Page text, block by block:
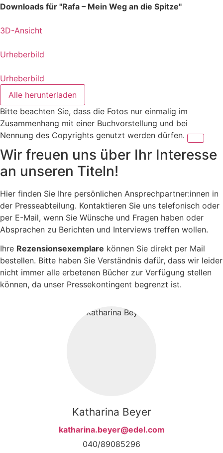
Downloads für "Rafa – Mein Weg an die Spitze"
3D-Ansicht
Urheberbild
Urheberbild
Alle herunterladen
Bitte beachten Sie, dass die Fotos nur einmalig im
Zusammenhang mit einer Buchvorstellung und bei
Nennung des Copyrights genutzt werden dürfen.
Wir freuen uns über Ihr Interesse
an unseren Titeln!
Hier finden Sie Ihre persönlichen Ansprechpartner:innen in
der Presseabteilung. Kontaktieren Sie uns telefonisch oder
per E-Mail, wenn Sie Wünsche und Fragen haben oder
Absprachen zu Berichten und Interviews treffen wollen.
Ihre Rezensionsexemplare können Sie direkt per Mail
bestellen. Bitte haben Sie Verständnis dafür, dass wir leider
nicht immer alle erbetenen Bücher zur Verfügung stellen
können, da unser Pressekontingent begrenzt ist.
Katharina Beyer
katharina.beyer@edel.com
040/89085296